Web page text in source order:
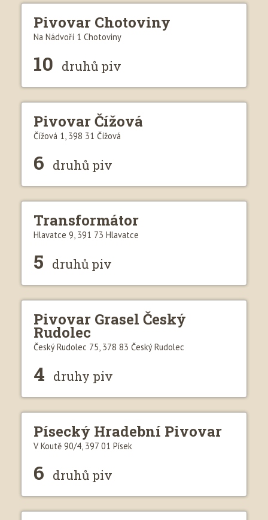
Pivovar Chotoviny
Na Nádvoří 1 Chotoviny
10 druhů piv
Pivovar Čížová
Čížová 1, 398 31 Čížová
6 druhů piv
Transformátor
Hlavatce 9, 391 73 Hlavatce
5 druhů piv
Pivovar Grasel Český
Rudolec
Český Rudolec 75, 378 83 Český Rudolec
4 druhy piv
Písecký Hradební Pivovar
V Koutě 90/4, 397 01 Písek
6 druhů piv